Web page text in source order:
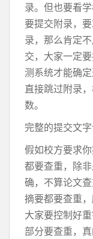
录。但也要看
要提交附录，
录，那么肯定
交，大家一定
测系统才能确
直接跳过附录
数。
完整的提交文
假如校方要求
都要查重，除
确，不算论文
摘要都要查重
大家要控制好
部分要查重，真